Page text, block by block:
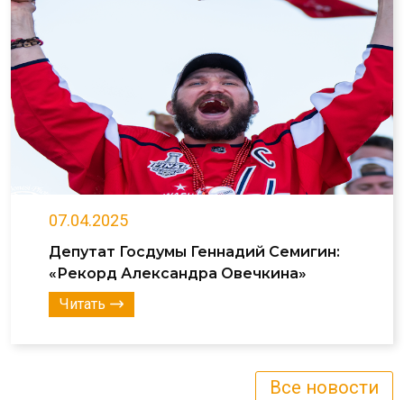
07.04.2025
Депутат Госдумы Геннадий Семигин:
«Рекорд Александра Овечкина»
Читать
Все новости